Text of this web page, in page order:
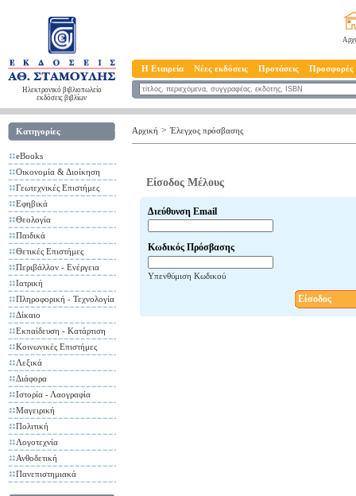
Ηλεκτρονικό βιβλιοπωλείο
εκδόσεις βιβλίων
Η Εταιρεία Νέες εκδόσεις Προτάσεις Προσφορές
Κατηγορίες
eBooks
Οικονομία & Διοίκηση
Γεωτεχνικές Επιστήμες
Εφηβικά
Θεολογία
Παιδικά
Θετικές Επιστήμες
Περιβάλλον - Ενέργεια
Ιατρική
Πληροφορική - Τεχνολογία
Δίκαιο
Εκπαίδευση - Κατάρτιση
Κοινωνικές Επιστήμες
Λεξικά
Διάφορα
Ιστορία - Λαογραφία
Μαγειρική
Πολιτική
Λογοτεχνία
Ανθοδετική
Πανεπιστημιακά
Αρχική > Έλεγχος πρόσβασης
Είσοδος Μέλους
Διεύθυνση Email
Κωδικός Πρόσβασης
Υπενθύμιση Κωδικού
Είσοδος